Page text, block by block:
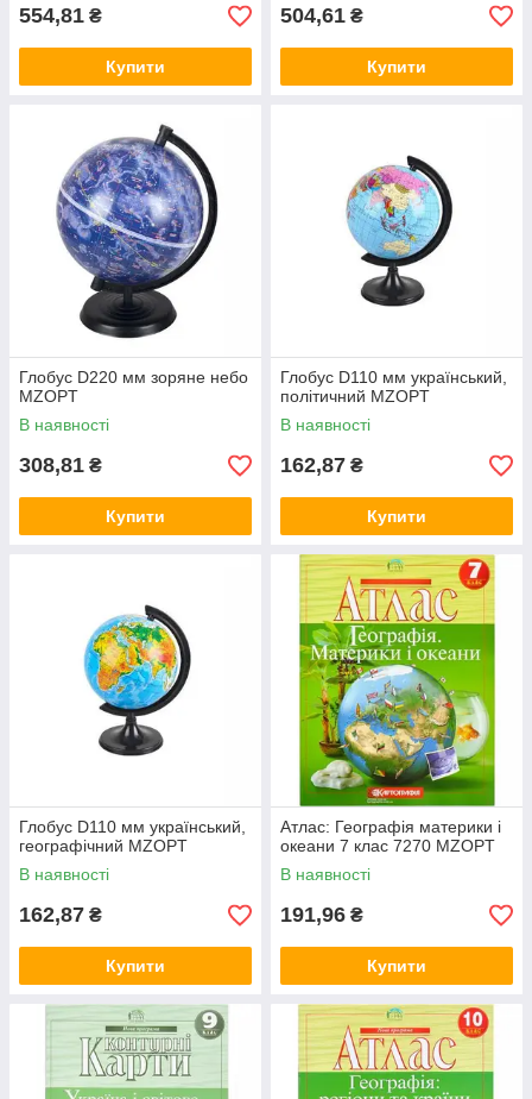
554,81 ₴
Купити
504,61 ₴
Купити
Глобус D220 мм зоряне небо
MZOPT
В наявності
308,81 ₴
Купити
Глобус D110 мм український,
політичний MZOPT
В наявності
162,87 ₴
Купити
Глобус D110 мм український,
географічний MZOPT
В наявності
162,87 ₴
Купити
Атлас: Географiя материки i
океани 7 клас 7270 MZOPT
В наявності
191,96 ₴
Купити